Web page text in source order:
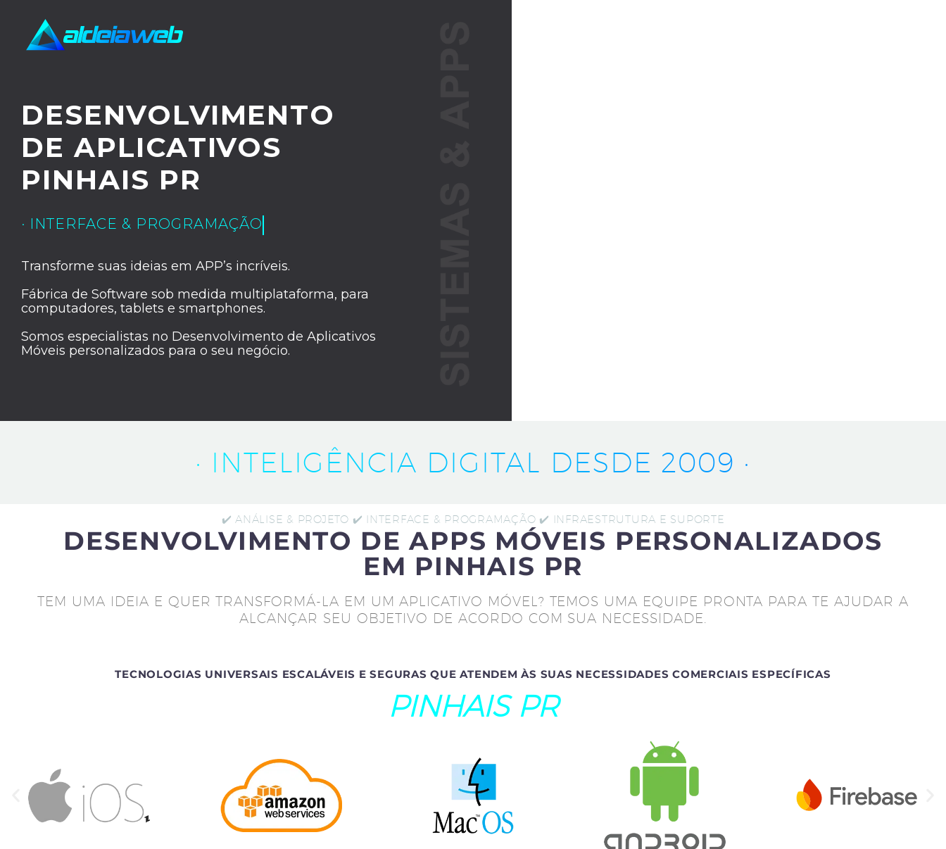
DESENVOLVIMENTO
DE APLICATIVOS
PINHAIS PR
· INTERFACE & PROGRAMAÇÃO
Transforme suas ideias em APP’s incríveis.
Fábrica de Software sob medida multiplataforma, para
computadores, tablets e smartphones.
Somos especialistas no Desenvolvimento de Aplicativos
Móveis personalizados para o seu negócio.
· INTELIGÊNCIA DIGITAL DESDE 2009 ·
✔️ ANÁLISE & PROJETO ✔️ INTERFACE & PROGRAMAÇÃO ✔️ INFRAESTRUTURA E SUPORTE
DESENVOLVIMENTO DE APPS MÓVEIS PERSONALIZADOS
EM PINHAIS PR
TEM UMA IDEIA E QUER TRANSFORMÁ-LA EM UM APLICATIVO MÓVEL? TEMOS UMA EQUIPE PRONTA PARA TE AJUDAR A
ALCANÇAR SEU OBJETIVO DE ACORDO COM SUA NECESSIDADE.
TECNOLOGIAS UNIVERSAIS ESCALÁVEIS E SEGURAS QUE ATENDEM ÀS SUAS NECESSIDADES COMERCIAIS ESPECÍFICAS
PINHAIS PR